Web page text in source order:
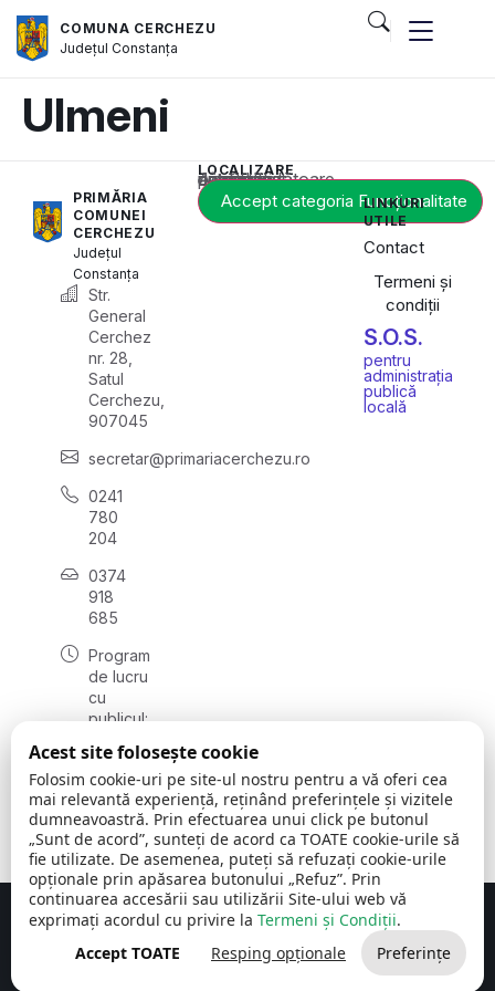
COMUNA CERCHEZU
JudețulConstanța
Ulmeni
PRIMĂRIA
COMUNEI
CERCHEZU
Județul
Constanța
Str.
General
Cerchez
nr. 28,
Satul
Cerchezu,
907045
secretar@primariacerchezu.ro
0241
780
204
0374
918
685
Program
de lucru
cu
publicul:
08:00 -
16:30
, vineri:
08:00 -
14:00
LOCALIZARE
Acest conținut este blocat până când acceptați categoria corespunzătoare de cookie-uri.
Accept categoria Funcționalitate
LINKURI
UTILE
Contact
Termeni și
condiții
S.O.S.
pentru
administrația
publică
locală
Comuna Cerchezu © 2026Toate drepturile rezervate
Concept realizat de Big Media Relații Publice SRL
Acest site folosește cookie
Folosim cookie-uri pe site-ul nostru pentru a vă oferi cea
mai relevantă experiență, reținând preferințele și vizitele
dumneavoastră. Prin efectuarea unui click pe butonul
„Sunt de acord”, sunteți de acord ca TOATE cookie-urile să
fie utilizate. De asemenea, puteți să refuzați cookie-urile
opționale prin apăsarea butonului „Refuz”. Prin
continuarea accesării sau utilizării Site-ului web vă
exprimați acordul cu privire la Termeni și Condiții.
Accept TOATE
Resping opționale Preferințe